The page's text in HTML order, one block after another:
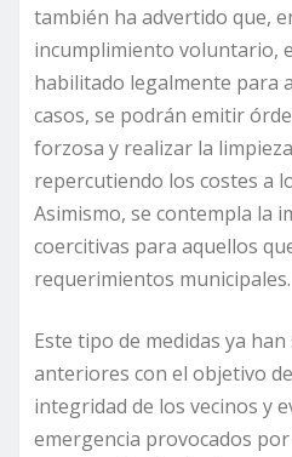
también ha advertido que,
incumplimiento voluntario,
habilitado legalmente para
casos, se podrán emitir
forzosa y realizar la
repercutiendo los costes a
Asimismo, se contempla la
coercitivas para aquellos
requerimientos municipales.
Este tipo de medidas ya
anteriores con el objetivo
integridad de los vecinos y
emergencia provocados